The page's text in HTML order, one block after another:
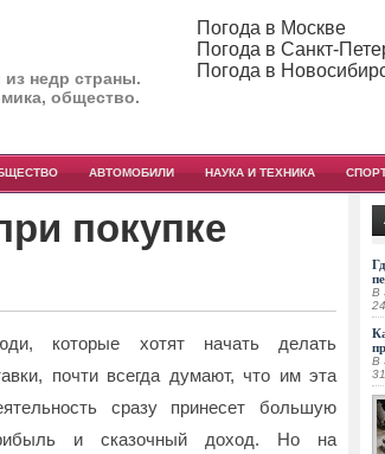
недр страны.
общество.
Погода в Москве
Погода в Санкт-
Погода в
АВТОМОБИЛИ НАУКА И ТЕХНИКА
покупке
которые хотят начать делать
почти всегда думают, что им эта
сразу принесет большую
и сказочный доход. Но на
В
В